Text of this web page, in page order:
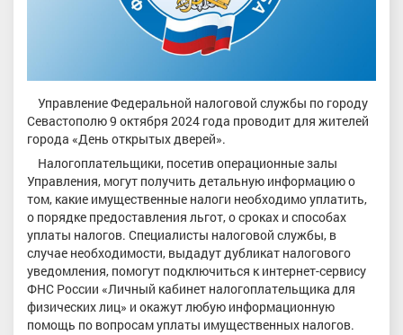
Управление Федеральной налоговой службы по городу
Севастополю 9 октября 2024 года проводит для жителей
города «День открытых дверей».
Налогоплательщики, посетив операционные залы
Управления, могут получить детальную информацию о
том, какие имущественные налоги необходимо уплатить,
о порядке предоставления льгот, о сроках и способах
уплаты налогов. Специалисты налоговой службы, в
случае необходимости, выдадут дубликат налогового
уведомления, помогут подключиться к интернет-сервису
ФНС России «Личный кабинет налогоплательщика для
физических лиц» и окажут любую информационную
помощь по вопросам уплаты имущественных налогов.